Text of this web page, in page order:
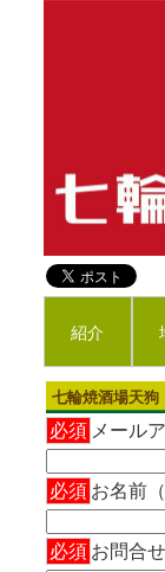
紹介
七輪焼酒場天
必須 メール
必須 お名前
必須 お問合